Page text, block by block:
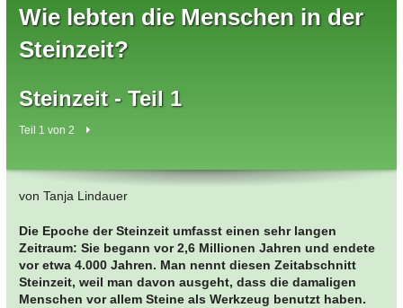
Wie lebten die Menschen in der
Steinzeit?
Steinzeit - Teil 1
Teil 1 von 2
von Tanja Lindauer
Die Epoche der Steinzeit umfasst einen sehr langen
Zeitraum: Sie begann vor 2,6 Millionen Jahren und endete
vor etwa 4.000 Jahren. Man nennt diesen Zeitabschnitt
Steinzeit, weil man davon ausgeht, dass die damaligen
Menschen vor allem Steine als Werkzeug benutzt haben.